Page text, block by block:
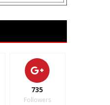
735
Followers